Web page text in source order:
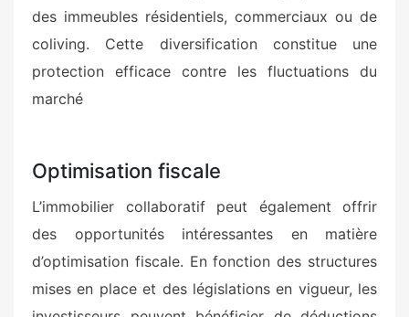
des immeubles résidentiels, commerciaux ou de
coliving. Cette diversification constitue une
protection efficace contre les fluctuations du
marché
Optimisation fiscale
L’immobilier collaboratif peut également offrir
des opportunités intéressantes en matière
d’optimisation fiscale. En fonction des structures
mises en place et des législations en vigueur, les